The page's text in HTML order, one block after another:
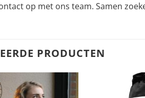
op met ons team. Samen
PRODUCTEN